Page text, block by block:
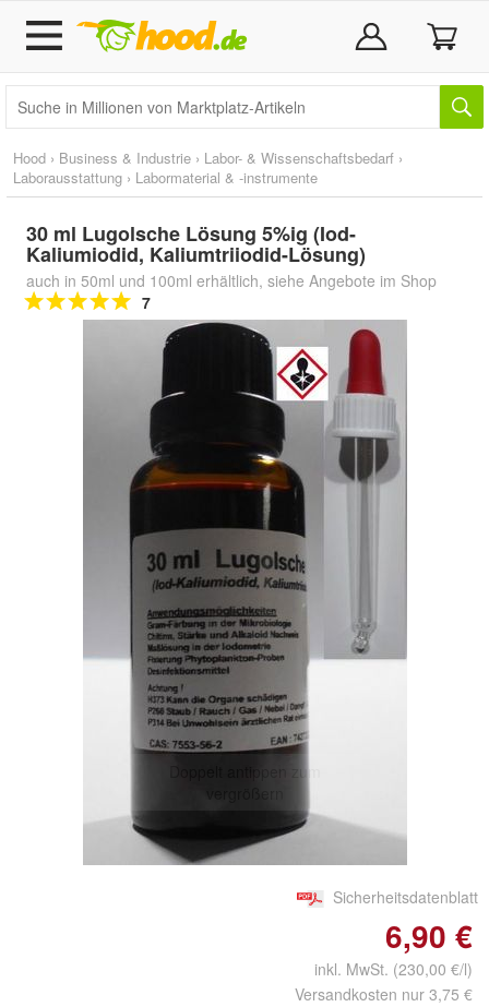
Hood › Business & Industrie › Labor- & Wissenschaftsbedarf ›
Laborausstattung › Labormaterial & -instrumente
30 ml Lugolsche Lösung 5%ig (Iod-
Kaliumiodid, Kaliumtriiodid-Lösung)
auch in 50ml und 100ml erhältlich, siehe Angebote im Shop
7
Doppelt antippen zum
Sicherheitsdatenblatt
6,90 €
inkl. MwSt. (230,00 €/l)
Versandkosten nur 3,75 €